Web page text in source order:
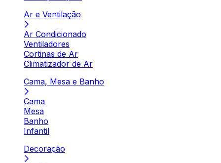
Ar e Ventilação
Ar Condicionado
Ventiladores
Cortinas de Ar
Climatizador de Ar
Cama, Mesa e Banho
Cama
Mesa
Banho
Infantil
Decoração